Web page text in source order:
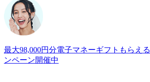
最大98,000円分電子マネーギフトもらえる
ンペーン開催中